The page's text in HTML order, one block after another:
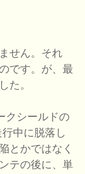
せん。それ
です。が、最
た。
クシールドの
中に脱落し
とかではなく
テの後に、単